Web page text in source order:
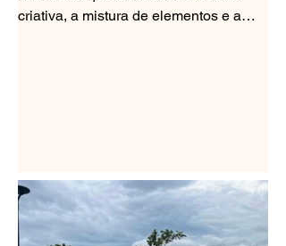
criativa, a mistura de elementos e a